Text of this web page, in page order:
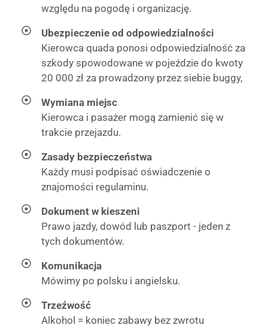
względu na pogodę i organizację.
Ubezpieczenie od odpowiedzialności
Kierowca quada ponosi odpowiedzialność za
szkody spowodowane w pojeździe do kwoty
20 000 zł za prowadzony przez siebie buggy,
Wymiana miejsc
Kierowca i pasażer mogą zamienić się w
trakcie przejazdu.
Zasady bezpieczeństwa
Każdy musi podpisać oświadczenie o
znajomości regulaminu.
Dokument w kieszeni
Prawo jazdy, dowód lub paszport - jeden z
tych dokumentów.
Komunikacja
Mówimy po polsku i angielsku.
Trzeźwość
Alkohol = koniec zabawy bez zwrotu